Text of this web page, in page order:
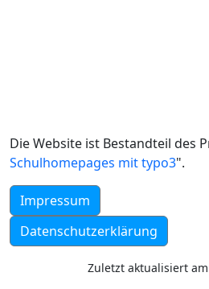
Die Website ist Bestandteil des
Schulhomepages mit typo3".
Impressum
Datenschutzerklärung
Zuletzt aktualisiert